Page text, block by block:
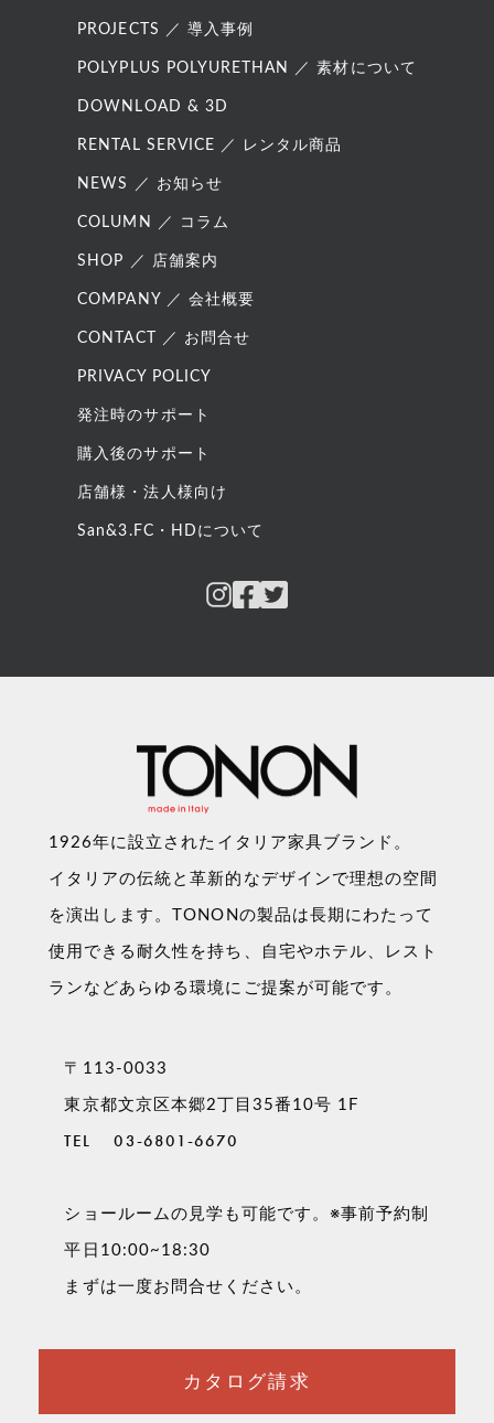
PROJECTS ／ 導入事例
POLYPLUS POLYURETHAN ／ 素材について
DOWNLOAD & 3D
RENTAL SERVICE ／ レンタル商品
NEWS ／ お知らせ
COLUMN ／ コラム
SHOP ／ 店舗案内
COMPANY ／ 会社概要
CONTACT ／ お問合せ
PRIVACY POLICY
発注時のサポート
購入後のサポート
店舗様・法人様向け
San&3.FC・HDについて
1926年に設立されたイタリア家具ブランド。
イタリアの伝統と革新的なデザインで理想の空間
を演出します。TONONの製品は長期にわたって
使用できる耐久性を持ち、自宅やホテル、レスト
ランなどあらゆる環境にご提案が可能です。
〒113-0033
東京都文京区本郷2丁目35番10号 1F
TEL 03-6801-6670
ショールームの見学も可能です。※事前予約制
平日10:00~18:30
まずは一度お問合せください。
カタログ請求